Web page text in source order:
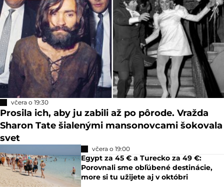
včera o 19:30
Prosila ich, aby ju zabili až po pôrode. Vražda
Sharon Tate šialenými mansonovcami šokovala
svet
včera o 19:00
Egypt za 45 € a Turecko za 49 €:
Porovnali sme obľúbené destinácie,
more si tu užijete aj v októbri